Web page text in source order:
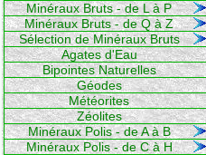
Minéraux Bruts - de L à P
Minéraux Bruts - de Q à Z
Sélection de Minéraux Bruts
Agates d'Eau
Bipointes Naturelles
Géodes
Météorites
Zéolites
Minéraux Polis - de A à B
Minéraux Polis - de C à H